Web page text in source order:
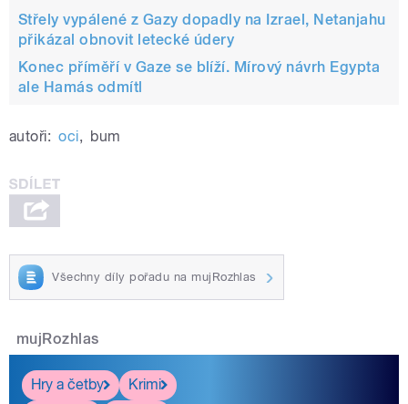
Střely vypálené z Gazy dopadly na Izrael, Netanjahu
přikázal obnovit letecké údery
Konec příměří v Gaze se blíží. Mírový návrh Egypta
ale Hamás odmítl
autoři: oci, bum
Všechny díly pořadu na mujRozhlas
mujRozhlas
Hry a četby Krimi